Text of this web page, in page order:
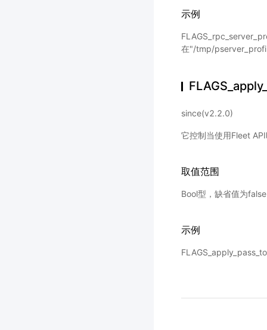
示例
在"/tmp/
since(v2.2.0)
它控制当使用Fleet
取值范围
Bool型，缺省值为
示例